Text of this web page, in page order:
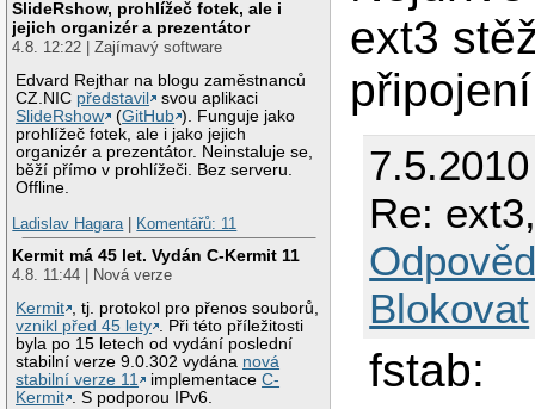
SlideRshow, prohlížeč fotek, ale i
jejich organizér a prezentátor
4.8. 12:22 | Zajímavý software
Edvard Rejthar na blogu zaměstnanců
CZ.NIC představil
svou aplikaci
SlideRshow
(GitHub ). Funguje jako
prohlížeč fotek, ale i jako jejich
organizér a prezentátor. Neinstaluje se,
běží přímo v prohlížeči. Bez serveru.
Offline.
Ladislav Hagara| Komentářů: 11
Kermit má 45 let. Vydán C-Kermit 11
4.8. 11:44 | Nová verze
Kermit , tj. protokol pro přenos souborů,
vznikl před 45 lety . Při této příležitosti
byla po 15 letech od vydání poslední
stabilní verze 9.0.302 vydána nová
stabilní verze 11
implementaceC-
Kermit . S podporou IPv6.
ext3
Re:
Blokovat
fstab: